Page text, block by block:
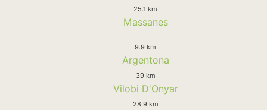
25.1 km
Massanes
9.9 km
Argentona
39 km
Vilobi D'Onyar
28.9 km